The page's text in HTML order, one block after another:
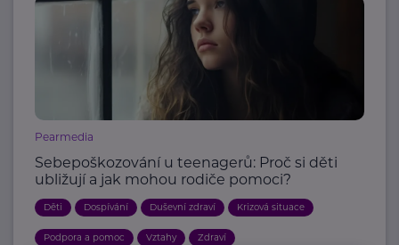
Pearmedia
Sebepoškozování u teenagerů: Proč si děti
ubližují a jak mohou rodiče pomoci?
Děti Dospívání Duševní zdraví Krizová situace
Podpora a pomoc Vztahy Zdraví